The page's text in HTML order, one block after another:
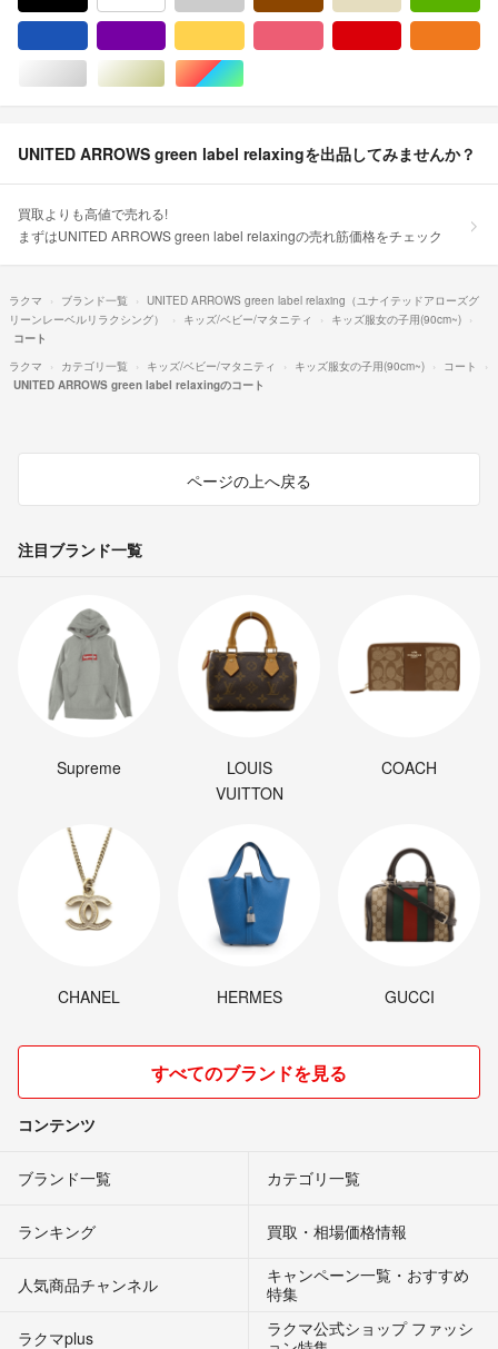
シルバー/銀色系ゴールド/金色系マルチカラー
UNITED ARROWS green label relaxingを出品してみませんか？
買取よりも高値で売れる!
まずはUNITED ARROWS green label relaxingの売れ筋価格をチェック
ラクマ ブランド一覧
UNITED ARROWS green label relaxing（ユナイテッドアローズグ
リーンレーベルリラクシング）
キッズ/ベビー/マタニティ
キッズ服女の子用(90cm~)
コート
ラクマ
カテゴリ一覧 キッズ/ベビー/マタニティ キッズ服女の子用(90cm~)
コート
UNITED ARROWS green label relaxingのコート
ページの上へ戻る
注目ブランド一覧
Supreme
LOUIS
VUITTON
COACH
CHANEL HERMES GUCCI
すべてのブランドを見る
コンテンツ
ブランド一覧 カテゴリ一覧
ランキング 買取・相場価格情報
人気商品チャンネル
キャンペーン一覧・おすすめ
特集
ラクマplus
ラクマ公式ショップ ファッシ